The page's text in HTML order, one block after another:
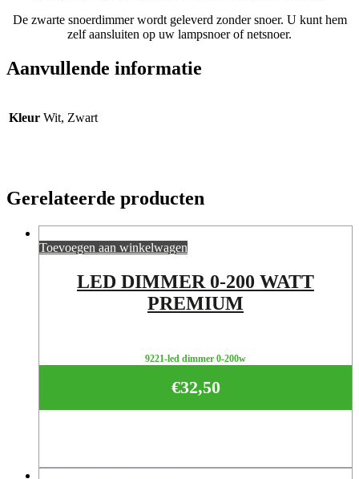
De zwarte snoerdimmer wordt geleverd zonder snoer. U kunt hem
zelf aansluiten op uw lampsnoer of netsnoer.
Aanvullende informatie
Kleur Wit, Zwart
Gerelateerde producten
Toevoegen aan winkelwagen
LED DIMMER 0-200 WATT
PREMIUM
9221-led dimmer 0-200w
€32,50